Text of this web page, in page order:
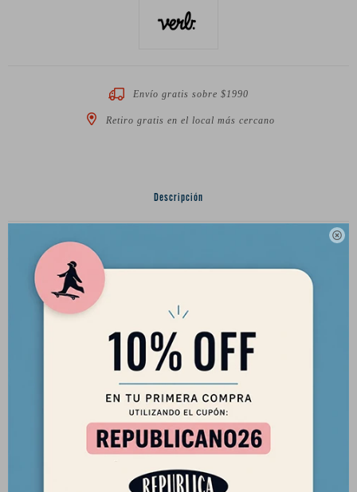

Envío gratis sobre $1990
Retiro gratis en el local más cercano
Descripción
Deck Verb Special Shape 8.86" - Modelo Hear See Speak (solo
tabla)
7 Capas de Canadian y Hard Rock Maple
Productos que te pueden interesar